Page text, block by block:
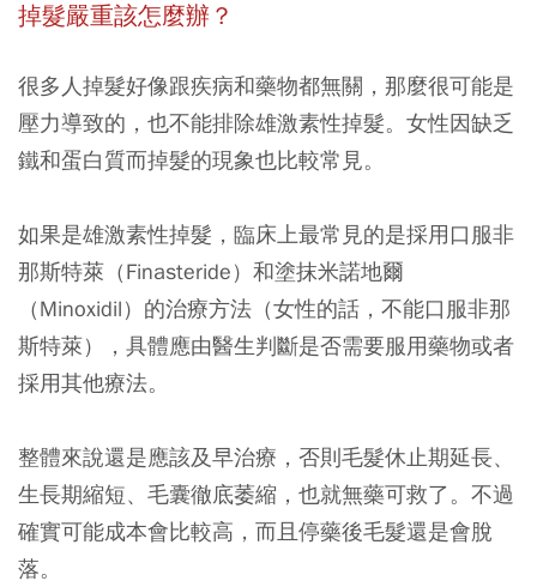
掉髮嚴重該怎麼辦？
很多人掉髮好像跟疾病和藥物都無關，那麼很可能是
壓力導致的，也不能排除雄激素性掉髮。女性因缺乏
鐵和蛋白質而掉髮的現象也比較常見。
如果是雄激素性掉髮，臨床上最常見的是採用口服非
那斯特萊（Finasteride）和塗抹米諾地爾
（Minoxidil）的治療方法（女性的話，不能口服非那
斯特萊），具體應由醫生判斷是否需要服用藥物或者
採用其他療法。
整體來說還是應該及早治療，否則毛髮休止期延長、
生長期縮短、毛囊徹底萎縮，也就無藥可救了。不過
確實可能成本會比較高，而且停藥後毛髮還是會脫
落。